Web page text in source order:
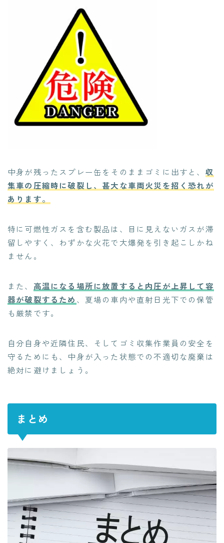
中身が残ったスプレー缶をそのままゴミに出すと、 収
集車の圧縮時に破裂し、甚大な車両火災を招く恐れが
あります。
特に可燃性ガスを含む製品は、目に見えないガスが滞
留しやすく、わずかな火花で大爆発を引き起こしかね
ません。
また、 高温になる場所に放置すると内圧が上昇して容
器が破裂するため 、夏場の車内や直射日光下での保管
も厳禁です。
自分自身や近隣住民、そしてゴミ収集作業員の安全を
守るためにも、中身が入った状態での不適切な廃棄は
絶対に避けましょう。
まとめ